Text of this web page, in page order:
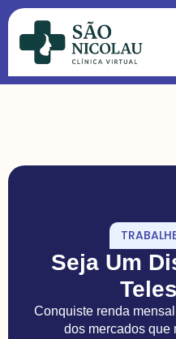
Seja Um
Conquiste renda
dos mercados que